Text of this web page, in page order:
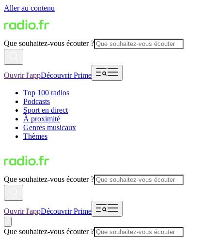
Aller au contenu
Que souhaitez-vous écouter ?
Ouvrir l'appDécouvrir Prime
Top 100 radios
Podcasts
Sport en direct
À proximité
Genres musicaux
Thèmes
Que souhaitez-vous écouter ?
Ouvrir l'appDécouvrir Prime
Que souhaitez-vous écouter ?